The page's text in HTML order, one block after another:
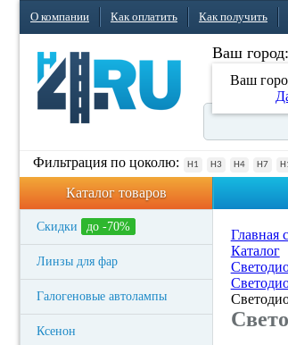
О компании Как оплатить Как получить
Ваш город:
Ваш
Фильтрация по цоколю: H1 H3 H4 H7
Каталог товаров
Скидки до -70%
Линзы для фар
Галогеновые автолампы
Ксенон
Главная
Каталог